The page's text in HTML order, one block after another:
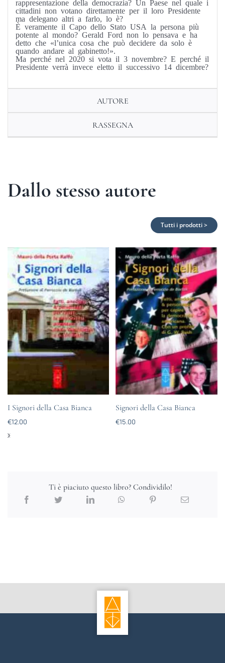
rappresentazione della democrazia? Un Paese nel quale i
cittadini non votano direttamente per il loro Presidente
ma delegano altri a farlo, lo è?
È veramente il Capo dello Stato USA la persona più
potente al mondo? Gerald Ford non lo pensava e ha
detto che «l’unica cosa che può decidere da solo è
quando andare al gabinetto!».
Ma perché nel 2020 si vota il 3 novembre? E perché il
Presidente verrà invece eletto il successivo 14 dicembre?
AUTORE
RASSEGNA
Dallo stesso autore
Tutti i prodotti >
I Signori della Casa Bianca
€12.00
Signori della Casa Bianca
€15.00
Ti è piaciuto questo libro? Condividilo!